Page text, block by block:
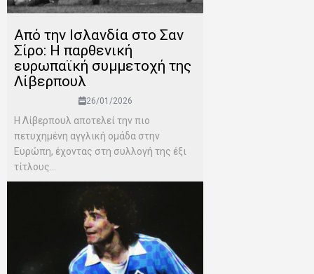
Από την Ισλανδία στο Σαν
Σίρο: Η παρθενική
ευρωπαϊκή συμμετοχή της
Λίβερπουλ
26/01/2026
Η Λίβερπουλ αποτελεί την πιο
πετυχημένη αγγλική ομάδα στην
Ευρώπη, έχοντας στη συλλογή της έξι
τίτλους...